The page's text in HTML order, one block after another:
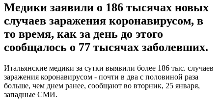
Медики заявили о 186 тысячах новых
случаев заражения коронавирусом, в
то время, как за день до этого
сообщалось о 77 тысячах заболевших.
Итальянские медики за сутки выявили более 186 тыс. случаев
заражения коронавирусом - почти в два с половиной раза
больше, чем днем ранее, сообщают во вторник, 25 января,
западные СМИ.